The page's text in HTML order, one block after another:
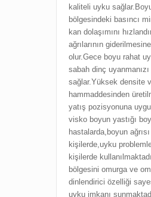
kaliteli uyku
bölgesindeki basıncı
kan dolaşımını
ağrılarının
olur.Gece boyu rahat
sabah dinç uyanmanızı
sağlar.Yüksek densite
hammaddesinden
yatış pozisyonuna
visko boyun yastığı
hastalarda,boyun
kişilerde,uyku
kişilerde
bölgesini omurga ve
dinlendirici özelliği
uyku imkanı